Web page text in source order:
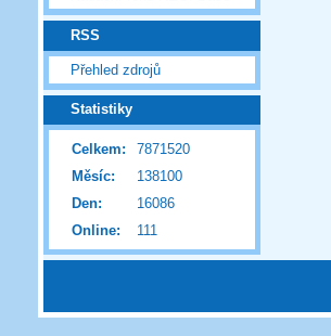
RSS
Přehled zdrojů
Statistiky
Online: 111
Celkem:
7871520
Měsíc:
138100
Den:
16086